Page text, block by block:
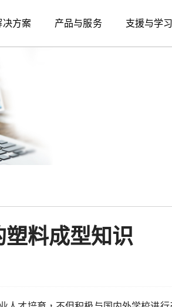
决方案 产品与服务 支援与学习
料成型知识